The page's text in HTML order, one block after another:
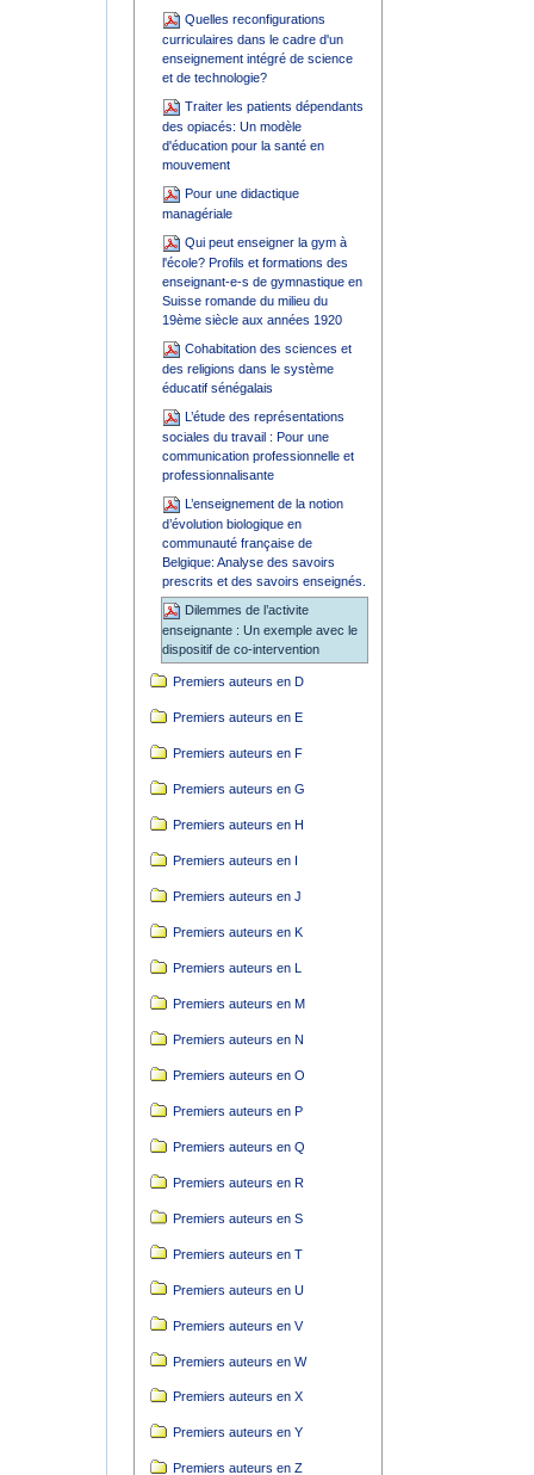
Quelles reconfigurations
curriculaires dans le cadre d'un
enseignement intégré de science
et de technologie?
Traiter les patients dépendants
des opiacés: Un modèle
d'éducation pour la santé en
mouvement
Pour une didactique
managériale
Qui peut enseigner la gym à
l'école? Profils et formations des
enseignant-e-s de gymnastique en
Suisse romande du milieu du
19ème siècle aux années 1920
Cohabitation des sciences et
des religions dans le système
éducatif sénégalais
L’étude des représentations
sociales du travail : Pour une
communication professionnelle et
professionnalisante
L’enseignement de la notion
d’évolution biologique en
communauté française de
Belgique: Analyse des savoirs
prescrits et des savoirs enseignés.
Dilemmes de l’activite
enseignante : Un exemple avec le
dispositif de co-intervention
Premiers auteurs en D
Premiers auteurs en E
Premiers auteurs en F
Premiers auteurs en G
Premiers auteurs en H
Premiers auteurs en I
Premiers auteurs en J
Premiers auteurs en K
Premiers auteurs en L
Premiers auteurs en M
Premiers auteurs en N
Premiers auteurs en O
Premiers auteurs en P
Premiers auteurs en Q
Premiers auteurs en R
Premiers auteurs en S
Premiers auteurs en T
Premiers auteurs en U
Premiers auteurs en V
Premiers auteurs en W
Premiers auteurs en X
Premiers auteurs en Y
Premiers auteurs en Z